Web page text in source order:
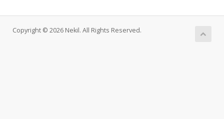
Copyright © 2026 Nekil. All Rights Reserved.